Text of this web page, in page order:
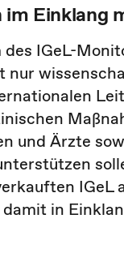
Einklang
IGeL-
nur
und Ärzte
in